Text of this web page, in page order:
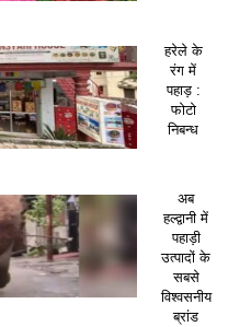
हरेले के
रंग में
पहाड़ :
फोटो
निबन्ध
अब
हल्द्वानी में
पहाड़ी
उत्पादों के
सबसे
विश्वसनीय
ब्रांड